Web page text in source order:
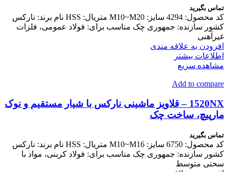
تماس بگیرید
کد محصول: 4294 سایز: M10~M20 متریال: HSS نام برند: نارکس
کشور سازنده: جمهوری چک مناسب برای: فولاد عمومی، فلزات
غیرآهنی
افزودن به علاقه مندی
اطلاعات بیشتر
مشاهده سریع
Add to compare
1520NX – قلاویز ماشینی نارکس با شیار مستقیم و نوک
مارپیچ، ساخت چک
تماس بگیرید
کد محصول: 6750 سایز: M10~M16 متریال: HSS نام برند: نارکس
کشور سازنده: جمهوری چک مناسب برای: فولاد کربنی، مواد با
سختی متوسط